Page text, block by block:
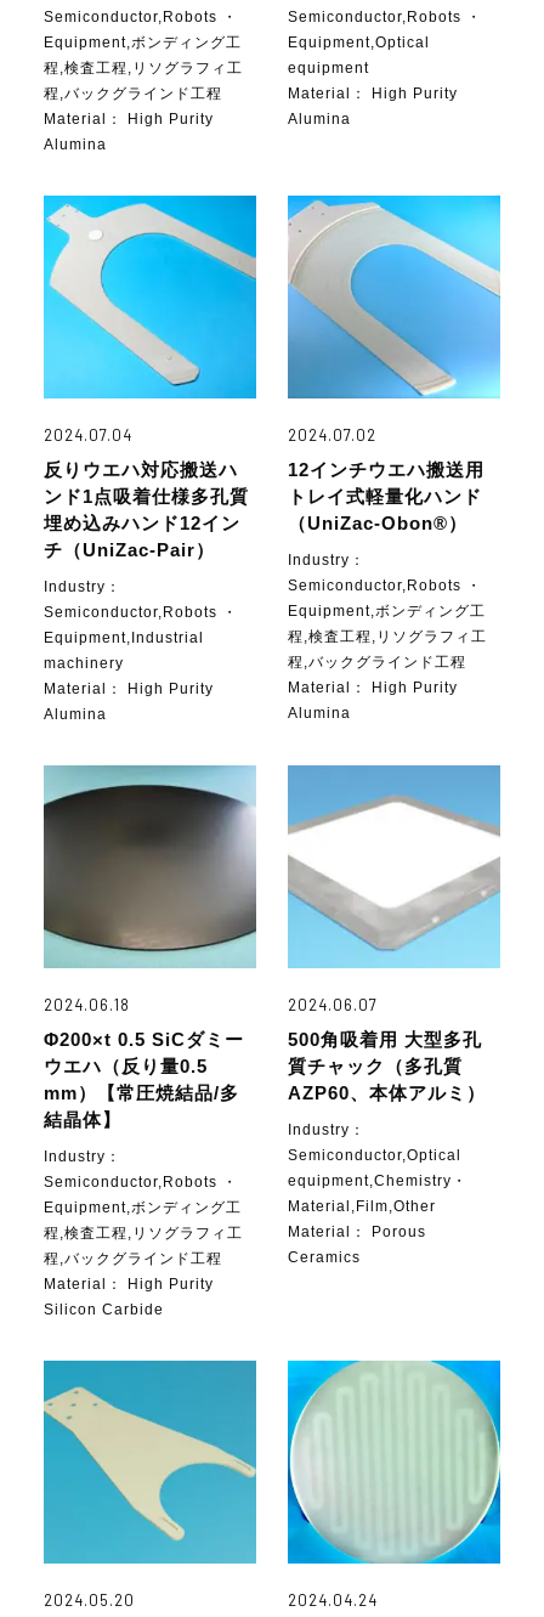
Semiconductor,Robots ・
Equipment,ボンディング工
程,検査工程,リソグラフィ工
程,バックグラインド工程
Material： High Purity
Alumina
Semiconductor,Robots ・
Equipment,Optical
equipment
Material： High Purity
Alumina
2024.07.04
反りウエハ対応搬送ハ
ンド1点吸着仕様多孔質
埋め込みハンド12イン
チ（UniZac-Pair）
Industry：
Semiconductor,Robots ・
Equipment,Industrial
machinery
Material： High Purity
Alumina
2024.07.02
12インチウエハ搬送用
トレイ式軽量化ハンド
（UniZac-Obon®）
Industry：
Semiconductor,Robots ・
Equipment,ボンディング工
程,検査工程,リソグラフィ工
程,バックグラインド工程
Material： High Purity
Alumina
2024.06.18
Φ200×t 0.5 SiCダミー
ウエハ（反り量0.5
mm）【常圧焼結品/多
結晶体】
Industry：
Semiconductor,Robots ・
Equipment,ボンディング工
程,検査工程,リソグラフィ工
程,バックグラインド工程
Material： High Purity
Silicon Carbide
2024.06.07
500角吸着用 大型多孔
質チャック（多孔質
AZP60、本体アルミ）
Industry：
Semiconductor,Optical
equipment,Chemistry・
Material,Film,Other
Material： Porous
Ceramics
2024.05.20 2024.04.24